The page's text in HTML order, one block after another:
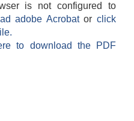
is not configured to
adobe Acrobatorclick
to download the PDF